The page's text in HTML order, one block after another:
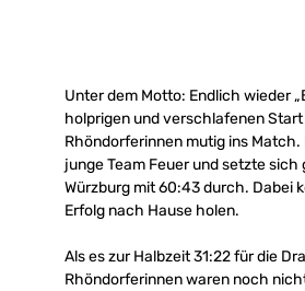
Unter dem Motto: Endlich wieder
holprigen und verschlafenen
Rhöndorferinnen mutig ins
junge Team Feuer und setzte sich
Würzburg mit 60:43 durch. Dabei
Erfolg nach Hause holen.
Als es zur Halbzeit 31:22 für die
Rhöndorferinnen waren noch